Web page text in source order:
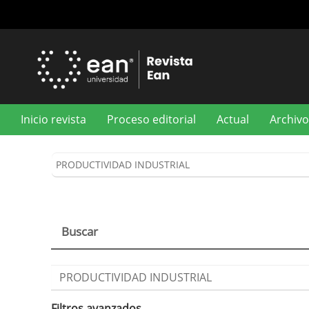
principal
Inicio revista Proceso editorial Actual
Buscar
Buscar
artículos
por